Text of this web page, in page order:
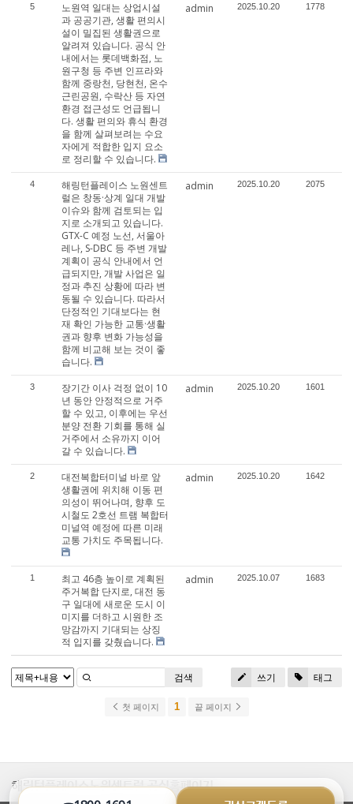
5
노원역 일대는 상업시설
과 공공기관, 생활 편의시
설이 밀집된 생활권으로
알려져 있습니다. 공식 안
내에서는 롯데백화점, 노
원구청 등 주변 인프라와
함께 중랑천, 당현천, 온수
근린공원, 수락산 등 자연
환경 접근성도 언급됩니
다. 생활 편의와 휴식 환경
을 함께 살펴보려는 수요
자에게 적합한 입지 요소
로 정리할 수 있습니다.
admin 2025.10.20 1778
4
해링턴플레이스 노원센트
럴은 창동·상계 일대 개발
이슈와 함께 검토되는 입
지로 소개되고 있습니다.
GTX-C 예정 노선, 서울아
레나, S-DBC 등 주변 개발
계획이 공식 안내에서 언
급되지만, 개발 사업은 일
정과 추진 상황에 따라 변
동될 수 있습니다. 따라서
단정적인 기대보다는 현
재 확인 가능한 교통·생활
권과 향후 변화 가능성을
함께 비교해 보는 것이 좋
습니다.
admin 2025.10.20 2075
3
장기간 이사 걱정 없이 10
년 동안 안정적으로 거주
할 수 있고, 이후에는 우선
분양 전환 기회를 통해 실
거주에서 소유까지 이어
갈 수 있습니다.
admin 2025.10.20 1601
2
대전복합터미널 바로 앞
생활권에 위치해 이동 편
의성이 뛰어나며, 향후 도
시철도 2호선 트램 복합터
미널역 예정에 따른 미래
교통 가치도 주목됩니다.
admin 2025.10.20 1642
1
최고 46층 높이로 계획된
주거복합 단지로, 대전 동
구 일대에 새로운 도시 이
미지를 더하고 시원한 조
망감까지 기대되는 상징
적 입지를 갖췄습니다.
admin 2025.10.07 1683
쓰기 태그
검색
첫 페이지 1 끝 페이지
해링턴플레이스노원센트럴 공식홈페이지